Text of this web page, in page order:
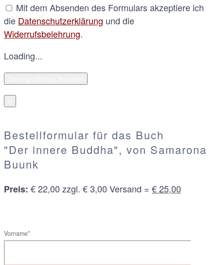
Mit dem Absenden des Formulars akzeptiere ich
die Datenschutzerklärung und die
Widerrufsbelehrung.
Loading...
Bestellformular für das Buch
"Der innere Buddha", von Samarona
Buunk
Preis: € 22,00 zzgl. € 3,00 Versand = € 25,00
Vorname*